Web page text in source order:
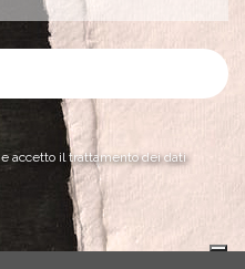
e accetto il trattamento dei dati